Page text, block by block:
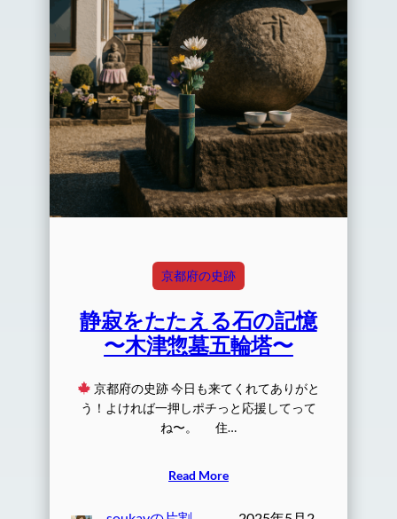
京都府の史跡
静寂をたたえる石の記憶
〜木津惣墓五輪塔〜
京都府の史跡 今日も来てくれてありがと
う！よければ一押しポチっと応援してって
ね〜。 住…
Read More